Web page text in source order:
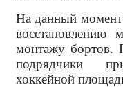
На данный момент
восстановлению
монтажу бортов.
подрядчики
хоккейной